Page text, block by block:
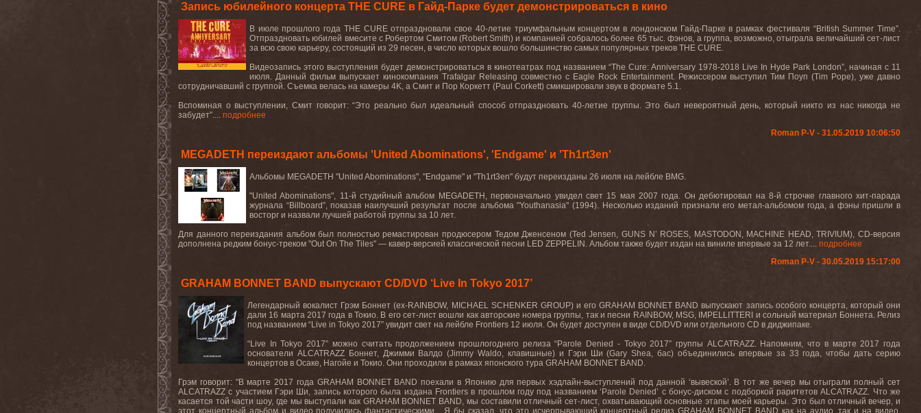
Запись юбилейного концерта THE CURE в Гайд-Парке будет демонстрироваться в кино
В июле прошлого года THE CUREотпраздновали свое 40-летие триумфальным концертом в лондонском Гайд-Парке в рамках фестиваля “British Summer Time”.
Отпраздновать юбилей вмесите с Робертом Смитом (Robert Smith) и компанией собралось более 65 тыс. фэнов, а группа, возможно, отыграла величайший сет-лист
за всю свою карьеру, состоящий из 29 песен, в число которых вошло большинство самых популярных треков THE CURE.
Видеозапись этого выступления будет демонстрироваться в кинотеатрах под названием “The Cure: Anniversary 1978-2018 Live In Hyde Park London”, начиная с 11
июля. Данный фильм выпускает кинокомпания Trafalgar Releasing совместно с Eagle Rock Entertainment. Режиссером выступил Тим Поуп (Tim Pope), уже давно
сотрудничавший с группой. Съемка велась на камеры 4K, а Смит и Пор Коркетт (Paul Corkett) смикшировали звук в формате 5.1.
Вспоминая о выступлении, Смит говорит:“Это реально был идеальный способ отпраздновать 40-летие группы. Это был невероятный день, который никто из нас никогда не
забудет”.... подробнее
Roman P-V - 31.05.2019 10:06:50
MEGADETH переиздают альбомы 'United Abominations', 'Endgame' и 'Th1rt3en'
Альбомы MEGADETH "United Abominations", "Endgame" и "Th1rt3en" будут переизданы 26 июля на лейбле BMG.
"United Abominations", 11-й студийный альбом MEGADETH, первоначально увидел свет 15 мая 2007 года. Он дебютировал на 8-й строчке главного хит-парада
журнала “Billboard”, показав наилучший результат после альбома "Youthanasia" (1994). Несколько изданий признали его метал-альбомом года, а фэны пришли в
восторг и назвали лучшей работой группы за 10 лет.
Для данного переиздания альбом был полностью ремастирован продюсером Тедом Дженсеном (Ted Jensen, GUNS N’ ROSES, MASTODON, MACHINE HEAD, TRIVIUM), CD-версия
дополнена редким бонус-треком "Out On The Tiles" — кавер-версией классической песни LED ZEPPELIN. Альбом также будет издан на виниле впервые за 12 лет.... подробнее
Roman P-V - 30.05.2019 15:17:00
GRAHAM BONNET BAND выпускают CD/DVD ‘Live In Tokyo 2017’
Легендарный вокалист Грэм Боннет (ex-RAINBOW, MICHAEL SCHENKER GROUP) и егоGRAHAM BONNET BAND выпускают запись особого концерта, который они
дали 16 марта 2017 года в Токио. В его сет-лист вошли как авторские номера группы, так и песни RAINBOW, MSG, IMPELLITTERI и сольный материал Боннета. Релиз
под названием “Live in Tokyo 2017” увидит свет на лейбле Frontiers 12 июля. Он будет доступен в виде CD/DVD или отдельного CD в диджипаке.
“Live In Tokyo 2017” можно считать продолжением прошлогоднего релиза“Parole Denied - Tokyo 2017”группы ALCATRAZZ. Напомним, что в марте 2017 года
основатели ALCATRAZZ Боннет, Джимми Валдо (Jimmy Waldo, клавишные) и Гэри Ши (Gary Shea, бас) объединились впервые за 33 года, чтобы дать серию
концертов в Осаке, Нагойе и Токио. Они проходили в рамках японского тура GRAHAM BONNET BAND.
Грэм говорит: "В марте 2017 года GRAHAM BONNET BAND поехали в Японию для первых хэдлайн-выступлений под данной ‘вывеской’. В тот же вечер мы отыграли полный сет
ALCATRAZZс участием Гэри Ши, запись которого была издана Frontiers в прошлом году под названием‘Parole Denied’ с бонус-диском с подборкой раритетов ALCATRAZZ. Что же
касается той части шоу, где мы выступали как GRAHAM BONNET BAND, мы составили отличный сет-лист, охватывающий основные этапы моей карьеры. Это был отличный вечер, и
этот концертный альбом и видео получились фантастическими
Я бы сказал, что это исчерпывающий концертный релизGRAHAM BONNET BAND как на аудио, так и на видео.